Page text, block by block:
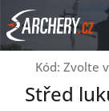
Přejít
na
obsah
Kód: Zvolte
Střed